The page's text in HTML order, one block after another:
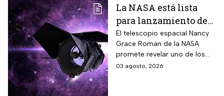
La NASA está lista
para lanzamiento del
telescopio espacial
Nancy Grace Roman
El telescopio espacial Nancy
Grace Roman de la NASA
promete revelar uno de los
misterios más grandes del
03 agosto, 2026